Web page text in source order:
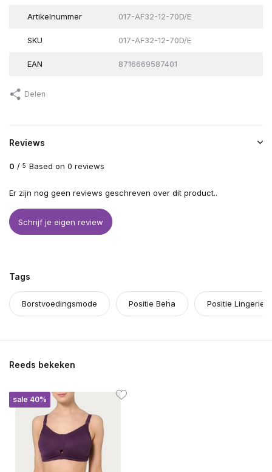
Artikelnummer 017-AF32-12-70D/E
SKU 017-AF32-12-70D/E
EAN 8716669587401
Delen
Reviews
0 / 5 Based on 0 reviews
Er zijn nog geen reviews geschreven over dit product..
Schrijf je eigen review
Tags
Borstvoedingsmode Positie Beha Positie Lingerie
Reeds bekeken
sale 40%